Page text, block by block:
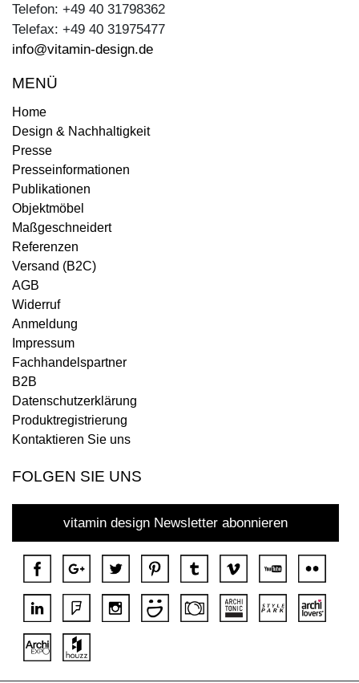
Telefon: +49 40 31798362
Telefax: +49 40 31975477
info@vitamin-design.de
MENÜ
Home
Design & Nachhaltigkeit
Presse
Presseinformationen
Publikationen
Objektmöbel
Maßgeschneidert
Referenzen
Versand (B2C)
AGB
Widerruf
Anmeldung
Impressum
Fachhandelspartner
B2B
Datenschutzerklärung
Produktregistrierung
Kontaktieren Sie uns
FOLGEN SIE UNS
vitamin design Newsletter abonnieren